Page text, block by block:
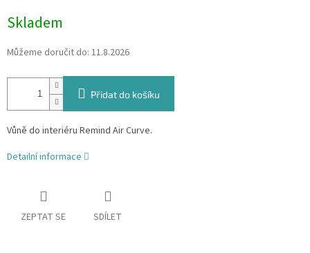
cena:
Skladem
Můžeme doručit do: 11.8.2026
Přidat do košíku
Vůně do interiéru Remind Air Curve.
Detailní informace
ZEPTAT SE SDÍLET